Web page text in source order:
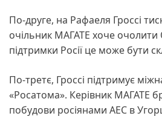
По-друге, на Рафаеля Гроссі
очільник МАГАТЕ хоче
підтримки Росії це може бути
По-третє, Гроссі підтримує
«Росатома». Керівник МАГАТЕ
побудови росіянами АЕС в